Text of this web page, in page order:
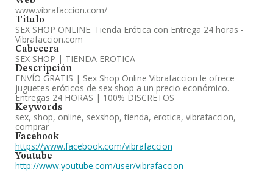
www.vibrafaccion.com/
Titulo
SEX SHOP ONLINE. Tienda Erótica con Entrega 24 horas -
Vibrafaccion.com
Cabecera
SEX SHOP | TIENDA EROTICA
Descripción
ENVÍO GRATIS | Sex Shop Online Vibrafaccion le ofrece
juguetes eróticos de sex shop a un precio económico.
Entregas 24 HORAS | 100% DISCRETOS
Keywords
sex, shop, online, sexshop, tienda, erotica, vibrafaccion,
comprar
Facebook
https://www.facebook.com/vibrafaccion
Youtube
http://www.youtube.com/user/vibrafaccion